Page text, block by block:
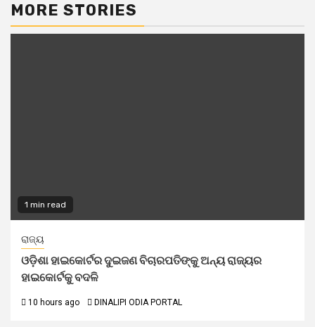
MORE STORIES
1 min read
ରାଜ୍ୟ
ଓଡ଼ିଶା ହାଇକୋର୍ଟର ଦୁଇଜଣ ବିଚାରପତିଙ୍କୁ ଅନ୍ୟ ରାଜ୍ୟର
ହାଇକୋର୍ଟକୁ ବଦଳି
10 hours ago DINALIPI ODIA PORTAL